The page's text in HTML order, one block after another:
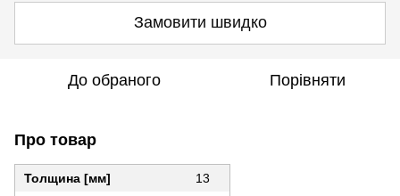
Замовити швидко
До обраного Порівняти
Про товар
Толщина [мм]
13